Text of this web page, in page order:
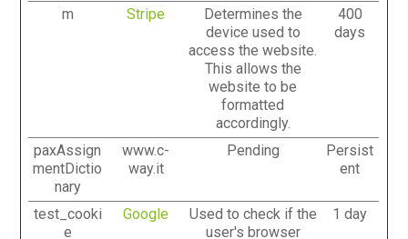
m
Stripe
Determines the
device used to
access the website.
This allows the
website to be
formatted
accordingly.
400
days
paxAssign
mentDictio
nary
www.c-
way.it
Pending
Persist
ent
test_cooki
e
Google
Used to check if the
user's browser
1 day